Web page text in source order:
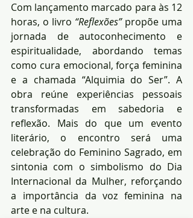
Com lançamento marcado para às 12
horas, o livro “Reflexões” propõe uma
jornada de autoconhecimento e
espiritualidade, abordando temas
como cura emocional, força feminina
e a chamada “Alquimia do Ser”. A
obra reúne experiências pessoais
transformadas em sabedoria e
reflexão. Mais do que um evento
literário, o encontro será uma
celebração do Feminino Sagrado, em
sintonia com o simbolismo do Dia
Internacional da Mulher, reforçando
a importância da voz feminina na
arte e na cultura.